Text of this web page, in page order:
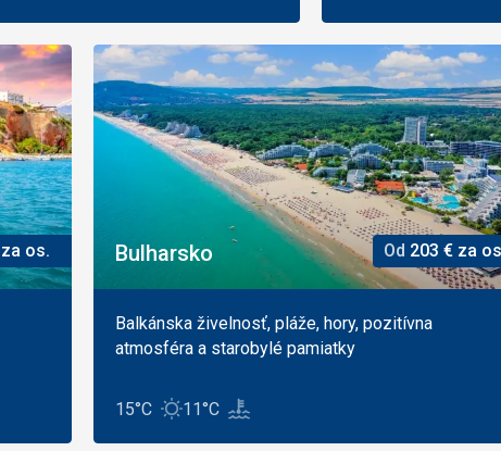
za os. Bulharsko Od 203 € za
Balkánska živelnosť, pláže, hory, pozitívna
atmosféra a starobylé pamiatky
15°C 11°C